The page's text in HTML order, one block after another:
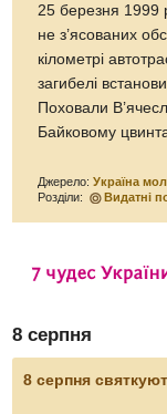
25 березня 1999
не з’ясованих
кілометрі
загибелі
Поховали
Байковому
Джерело:Україна
Розділи:
Видатні
8 серпня
8 серпня